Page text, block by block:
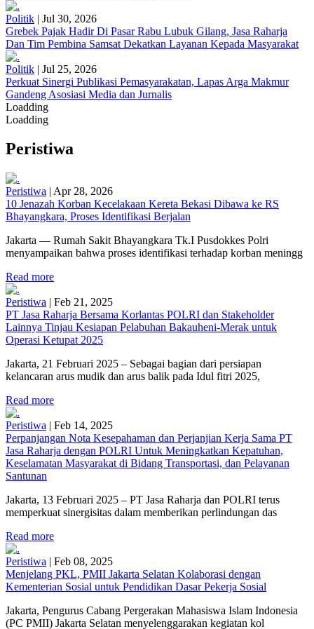
Politik | Jul 30, 2026
Grebek Pajak Hadir Di Pasar Rabu Lubuk Gilang, Jasa Raharja
Dan Tim Pembina Samsat Dekatkan Layanan Kepada Masyarakat
Politik | Jul 25, 2026
Perkuat Sinergi Publikasi Pemasyarakatan, Lapas Arga Makmur
Gandeng Asosiasi Media dan Jurnalis
Loadding
Loadding
Peristiwa
Peristiwa | Apr 28, 2026
10 Jenazah Korban Kecelakaan Kereta Bekasi Dibawa ke RS
Bhayangkara, Proses Identifikasi Berjalan
Jakarta — Rumah Sakit Bhayangkara Tk.I Pusdokkes Polri
menyampaikan bahwa proses identifikasi terhadap korban meningg
Read more
Peristiwa | Feb 21, 2025
PT Jasa Raharja Bersama Korlantas POLRI dan Stakeholder
Lainnya Tinjau Kesiapan Pelabuhan Bakauheni-Merak untuk
Operasi Ketupat 2025
Jakarta, 21 Februari 2025 – Sebagai bagian dari persiapan
kelancaran arus mudik dan arus balik pada Idul fitri 2025,
Read more
Peristiwa | Feb 14, 2025
Perpanjangan Nota Kesepahaman dan Perjanjian Kerja Sama PT
Jasa Raharja dengan POLRI Untuk Meningkatkan Kepatuhan,
Keselamatan Masyarakat di Bidang Transportasi, dan Pelayanan
Santunan
Jakarta, 13 Februari 2025 – PT Jasa Raharja dan POLRI terus
memperkuat sinergisitas dalam memberikan perlindungan das
Read more
Peristiwa | Feb 08, 2025
Menjelang PKL, PMII Jakarta Selatan Kolaborasi dengan
Kementerian Sosial untuk Pendidikan Dasar Pekerja Sosial
Jakarta, Pengurus Cabang Pergerakan Mahasiswa Islam Indonesia
(PC PMII) Jakarta Selatan menyelenggarakan kegiatan kol